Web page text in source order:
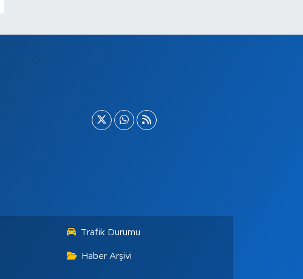
Trafik Durumu
Haber Arşivi